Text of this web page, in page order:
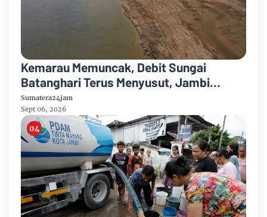
Kemarau Memuncak, Debit Sungai
Batanghari Terus Menyusut, Jambi
Hadapi Ancaman Krisis Air Bersih dan
Karhutla
Sumatera24jam
Sept 06, 2026